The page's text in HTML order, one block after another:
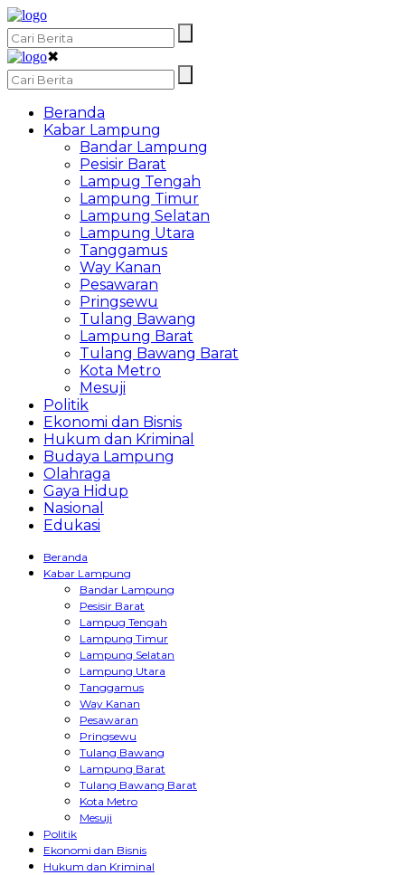
✖
Beranda
Kabar Lampung
Bandar Lampung
Pesisir Barat
Lampug Tengah
Lampung Timur
Lampung Selatan
Lampung Utara
Tanggamus
Way Kanan
Pesawaran
Pringsewu
Tulang Bawang
Lampung Barat
Tulang Bawang Barat
Kota Metro
Mesuji
Politik
Ekonomi dan Bisnis
Hukum dan Kriminal
Budaya Lampung
Olahraga
Gaya Hidup
Nasional
Edukasi
Beranda
Kabar Lampung
Bandar Lampung
Pesisir Barat
Lampug Tengah
Lampung Timur
Lampung Selatan
Lampung Utara
Tanggamus
Way Kanan
Pesawaran
Pringsewu
Tulang Bawang
Lampung Barat
Tulang Bawang Barat
Kota Metro
Mesuji
Politik
Ekonomi dan Bisnis
Hukum dan Kriminal